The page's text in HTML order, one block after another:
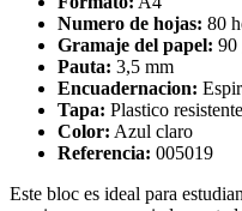
Numero de hojas: 80
Gramaje del papel: 90
Pauta: 3,5 mm
Encuadernacion:
Tapa: Plastico resistente
Color: Azul claro
Referencia: 005019
Este bloc es ideal para